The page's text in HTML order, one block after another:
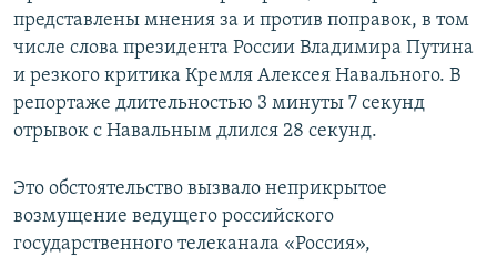
представлены мнения за и против поправок, в том
числе слова президента России Владимира Путина
и резкого критика Кремля Алексея Навального. В
репортаже длительностью 3 минуты 7 секунд
отрывок с Навальным длился 28 секунд.
Это обстоятельство вызвало неприкрытое
возмущение ведущего российского
государственного телеканала «Россия»,